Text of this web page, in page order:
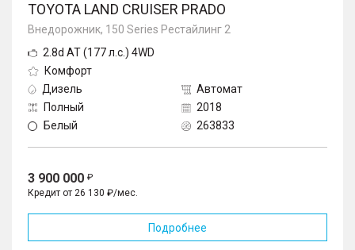
TOYOTA LAND CRUISER PRADO
Внедорожник, 150 Series Рестайлинг 2
2.8d AT (177 л.с.) 4WD
Комфорт
Дизель
Автомат
Полный
2018
Белый
263833
3 900 000
Кредит от 26 130 ₽/мес.
Подробнее